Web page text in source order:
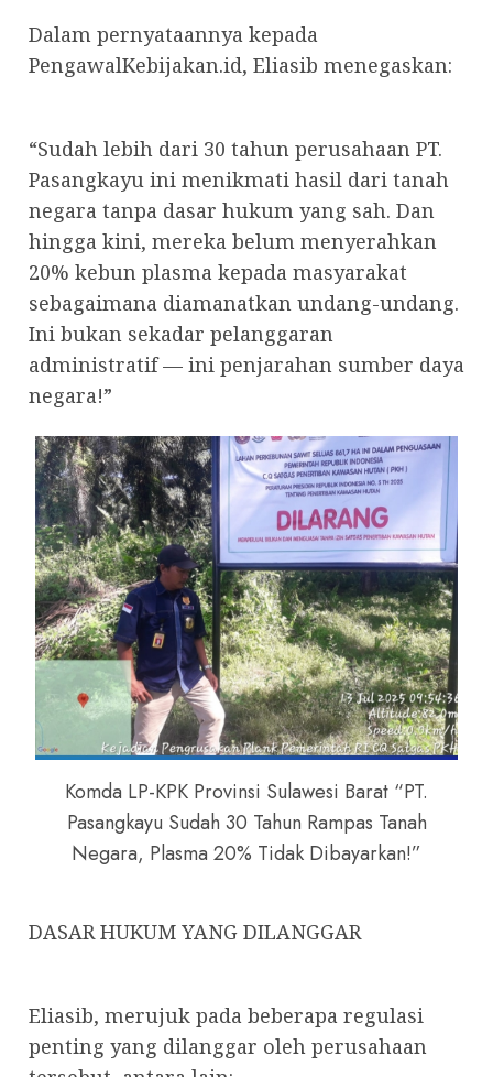
Dalam pernyataannya kepada
PengawalKebijakan.id, Eliasib menegaskan:
“Sudah lebih dari 30 tahun perusahaan PT.
Pasangkayu ini menikmati hasil dari tanah
negara tanpa dasar hukum yang sah. Dan
hingga kini, mereka belum menyerahkan
20% kebun plasma kepada masyarakat
sebagaimana diamanatkan undang-undang.
Ini bukan sekadar pelanggaran
administratif — ini penjarahan sumber daya
negara!”
Komda LP-KPK Provinsi Sulawesi Barat “PT.
Pasangkayu Sudah 30 Tahun Rampas Tanah
Negara, Plasma 20% Tidak Dibayarkan!”
DASAR HUKUM YANG DILANGGAR
Eliasib, merujuk pada beberapa regulasi
penting yang dilanggar oleh perusahaan